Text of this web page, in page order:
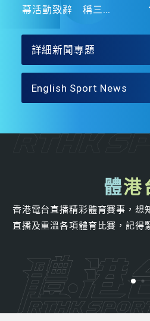
幕活動致辭 稱三地
詳細新聞專題
English Sport News
體港
香港電台直播精彩體育賽事，想
直播及重溫各項體育比賽，記得